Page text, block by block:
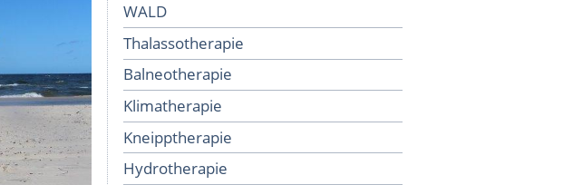
WALD
Thalassotherapie
Balneotherapie
Klimatherapie
Kneipptherapie
Hydrotherapie